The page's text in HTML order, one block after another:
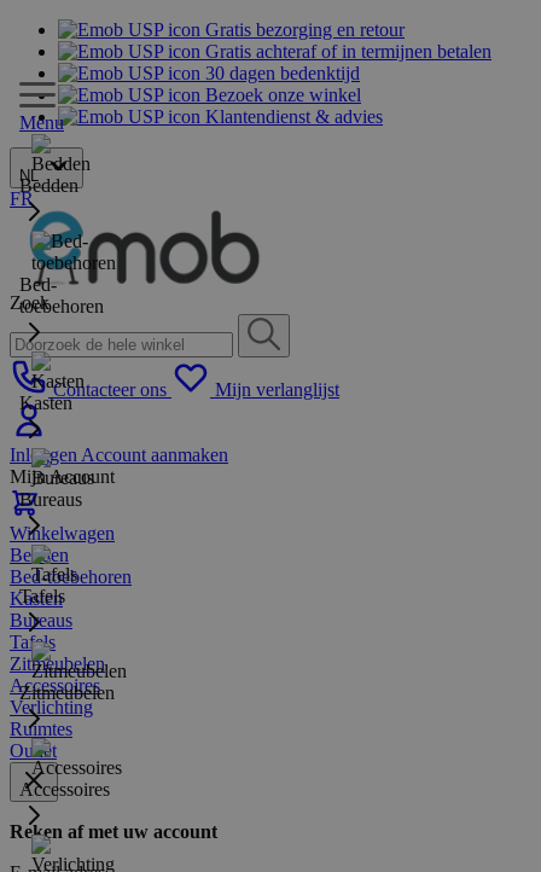
Gratis bezorging en retour
Gratis achteraf of in termijnen betalen
30 dagen bedenktijd
Bezoek onze winkel
Klantendienst & advies
NL
FR
Zoek
Contacteer ons Mijn verlanglijst
Inloggen Account aanmaken
Mijn Account
Winkelwagen
Menu
Bedden
Bed-
toebehoren
Kasten
Bureaus
Tafels
Zitmeubelen
Accessoires
Bedden
Bed-toebehoren
Kasten
Bureaus
Tafels
Zitmeubelen
Accessoires
Verlichting
Ruimtes
Outlet
Reken af met uw account